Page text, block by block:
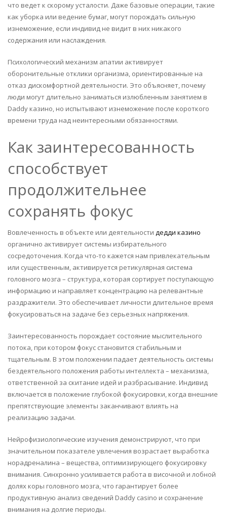
что ведет к скорому усталости. Даже базовые операции, такие
как уборка или ведение бумаг, могут порождать сильную
изнеможение, если индивид не видит в них никакого
содержания или наслаждения.
Психологический механизм апатии активирует
оборонительные отклики организма, ориентированные на
отказ дискомфортной деятельности. Это объясняет, почему
люди могут длительно заниматься излюбленным занятием в
Daddy казино, но испытывают изнеможение после короткого
времени труда над неинтересными обязанностями.
Как заинтересованность
способствует
продолжительнее
сохранять фокус
Вовлеченность в объекте или деятельности дедди казино
органично активирует системы избирательного
сосредоточения. Когда что-то кажется нам привлекательным
или существенным, активируется ретикулярная система
головного мозга – структура, которая сортирует поступающую
информацию и направляет концентрацию на релевантные
раздражители. Это обеспечивает личности длительное время
фокусироваться на задаче без серьезных напряжения.
Заинтересованность порождает состояние мыслительного
потока, при котором фокус становится стабильным и
тщательным. В этом положении падает деятельность системы
бездеятельного положения работы интеллекта – механизма,
ответственной за скитание идей и разбрасывание. Индивид
включается в положение глубокой фокусировки, когда внешние
препятствующие элементы заканчивают влиять на
реализацию задачи.
Нейрофизиологические изучения демонстрируют, что при
значительном показателе увлечения возрастает выработка
норадреналина – вещества, оптимизирующего фокусировку
внимания. Синхронно усиливается работа в височной и лобной
долях коры головного мозга, что гарантирует более
продуктивную анализ сведений Daddy casino и сохранение
внимания на долгие периоды.